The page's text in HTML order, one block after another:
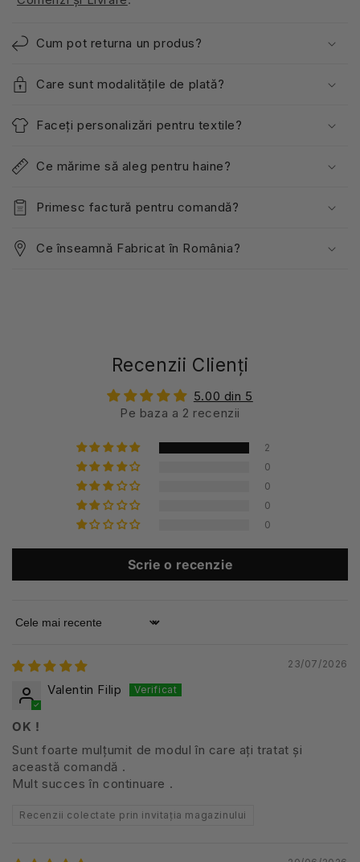
Cum pot returna un produs?
Care sunt modalitățile de plată?
Faceți personalizări pentru textile?
Ce mărime să aleg pentru haine?
Primesc factură pentru comandă?
Ce înseamnă Fabricat în România?
Recenzii Clienți
5.00 din 5
Pe baza a 2 recenzii
2
0
0
0
0
Scrie o recenzie
Sort by
23/07/2026
Valentin Filip
OK !
Sunt foarte mulțumit de modul în care ați tratat și
această comandă .
Mult succes în continuare .
Recenzii colectate prin invitația magazinului